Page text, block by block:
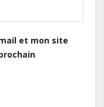
et mon site
2026,
et la BAD
des